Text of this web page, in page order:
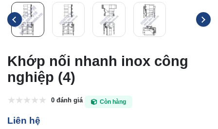
Khớp nối nhanh inox công
nghiệp (4)
0 đánh giá Còn hàng
Liên hệ